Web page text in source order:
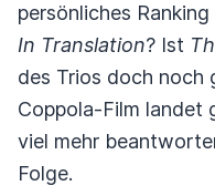
persönliches
In Translation? Ist
des Trios doch noch
Coppola-Film landet
viel mehr
Folge.